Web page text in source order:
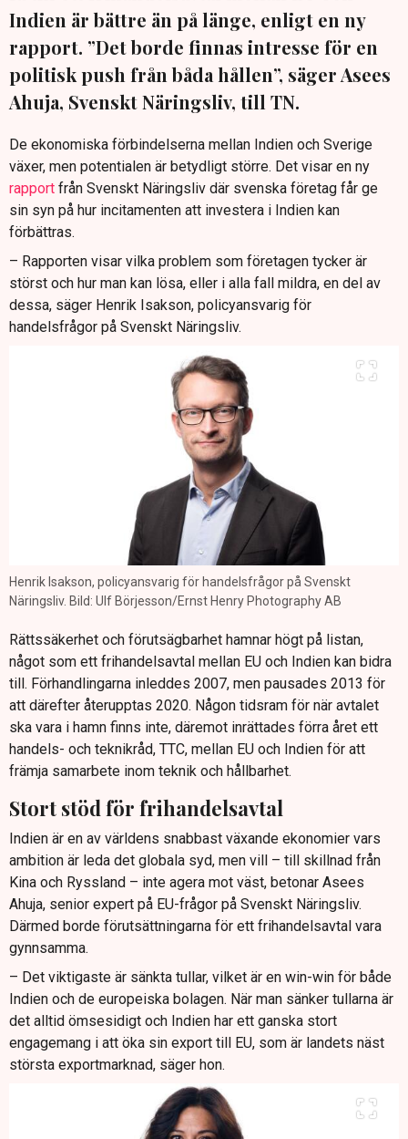
Indien är bättre än på länge, enligt en ny
rapport. ”Det borde finnas intresse för en
politisk push från båda hållen”, säger Asees
Ahuja, Svenskt Näringsliv, till TN.
De ekonomiska förbindelserna mellan Indien och Sverige
växer, men potentialen är betydligt större. Det visar en ny
rapport från Svenskt Näringsliv där svenska företag får ge
sin syn på hur incitamenten att investera i Indien kan
förbättras.
– Rapporten visar vilka problem som företagen tycker är
störst och hur man kan lösa, eller i alla fall mildra, en del av
dessa, säger Henrik Isakson, policyansvarig för
handelsfrågor på Svenskt Näringsliv.
Henrik Isakson, policyansvarig för handelsfrågor på Svenskt
Näringsliv. Bild: Ulf Börjesson/Ernst Henry Photography AB
Rättssäkerhet och förutsägbarhet hamnar högt på listan,
något som ett frihandelsavtal mellan EU och Indien kan bidra
till. Förhandlingarna inleddes 2007, men pausades 2013 för
att därefter återupptas 2020. Någon tidsram för när avtalet
ska vara i hamn finns inte, däremot inrättades förra året ett
handels- och teknikråd, TTC, mellan EU och Indien för att
främja samarbete inom teknik och hållbarhet.
Stort stöd för frihandelsavtal
Indien är en av världens snabbast växande ekonomier vars
ambition är leda det globala syd, men vill – till skillnad från
Kina och Ryssland – inte agera mot väst, betonar Asees
Ahuja, senior expert på EU-frågor på Svenskt Näringsliv.
Därmed borde förutsättningarna för ett frihandelsavtal vara
gynnsamma.
– Det viktigaste är sänkta tullar, vilket är en win-win för både
Indien och de europeiska bolagen. När man sänker tullarna är
det alltid ömsesidigt och Indien har ett ganska stort
engagemang i att öka sin export till EU, som är landets näst
största exportmarknad, säger hon.